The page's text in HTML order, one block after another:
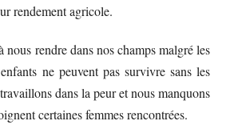
rendement agricole.
nous rendre dans nos champs malgré les
ne peuvent pas survivre sans les
dans la peur et nous manquons
certaines femmes rencontrées.